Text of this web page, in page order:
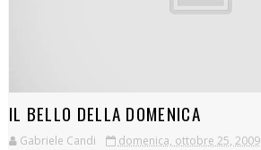
IL BELLO DELLA DOMENICA
Gabriele Candi domenica, ottobre 25, 2009